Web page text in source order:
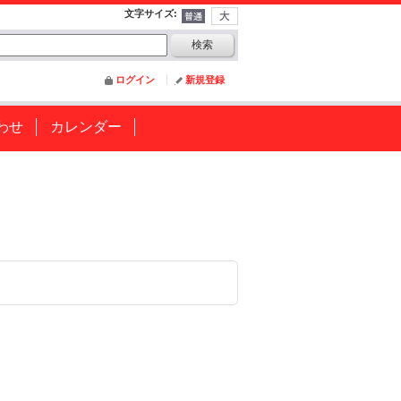
文字サイズ:
ログイン 新規登録
せ カレンダー